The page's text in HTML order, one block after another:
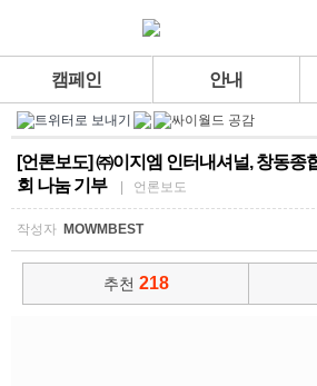
캠페인 안내
[언론보도] ㈜이지엠 인터내셔널, 창동종
회 나눔 기부
| 언론보도
작성자 MOWMBEST
추천 218